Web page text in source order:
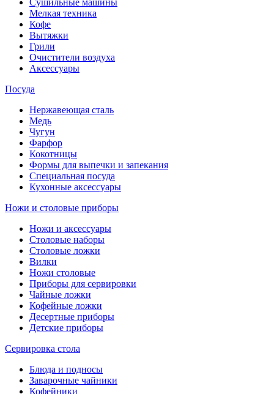
Мелкая техника
Кофе
Вытяжки
Грили
Очистители воздуха
Аксессуары
Посуда
Нержавеющая сталь
Медь
Чугун
Фарфор
Кокотницы
Формы для выпечки и запекания
Специальная посуда
Кухонные аксессуары
Ножи и столовые приборы
Ножи и аксессуары
Столовые наборы
Столовые ложки
Вилки
Ножи столовые
Приборы для сервировки
Чайные ложки
Кофейные ложки
Десертные приборы
Детские приборы
Сервировка стола
Блюда и подносы
Заварочные чайники
Кофейники